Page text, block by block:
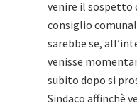
venire il sospetto
consiglio
sarebbe se,
venisse
subito dopo si
Sindaco affinchè